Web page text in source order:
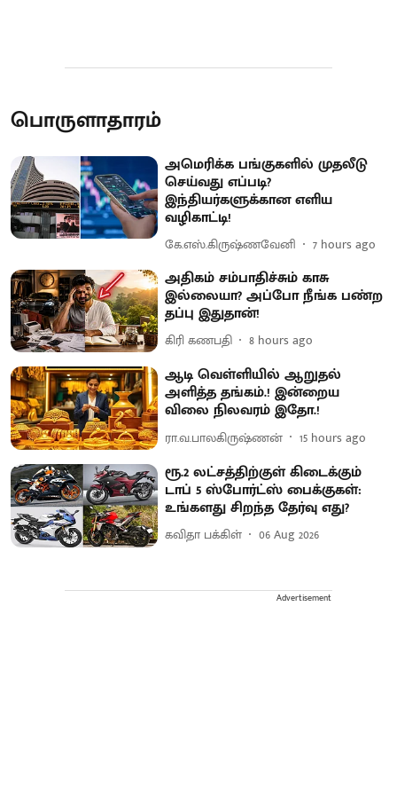
பொருளாதாரம்
அமெரிக்க பங்குகளில் முதலீடு
செய்வது எப்படி?
இந்தியர்களுக்கான எளிய
வழிகாட்டி!
கே.எஸ்.கிருஷ்ணவேனி 7 hours ago
அதிகம் சம்பாதிச்சும் காசு
இல்லையா? அப்போ நீங்க பண்ற
தப்பு இதுதான்!
கிரி கணபதி 8 hours ago
ஆடி வெள்ளியில் ஆறுதல்
அளித்த தங்கம்.! இன்றைய
விலை நிலவரம் இதோ.!
ரா.வ.பாலகிருஷ்ணன் 15 hours ago
ரூ.2 லட்சத்திற்குள் கிடைக்கும்
டாப் 5 ஸ்போர்ட்ஸ் பைக்குகள்:
உங்களது சிறந்த தேர்வு எது?
கவிதா பக்கிள் 06 Aug 2026
Advertisement